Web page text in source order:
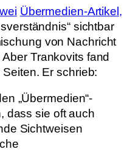
Übermedien-Artikel,
sichtbar
von Nachricht
Trankovits fand
Er schrieb:
„Übermedien“-
dass sie oft auch
Sichtweisen